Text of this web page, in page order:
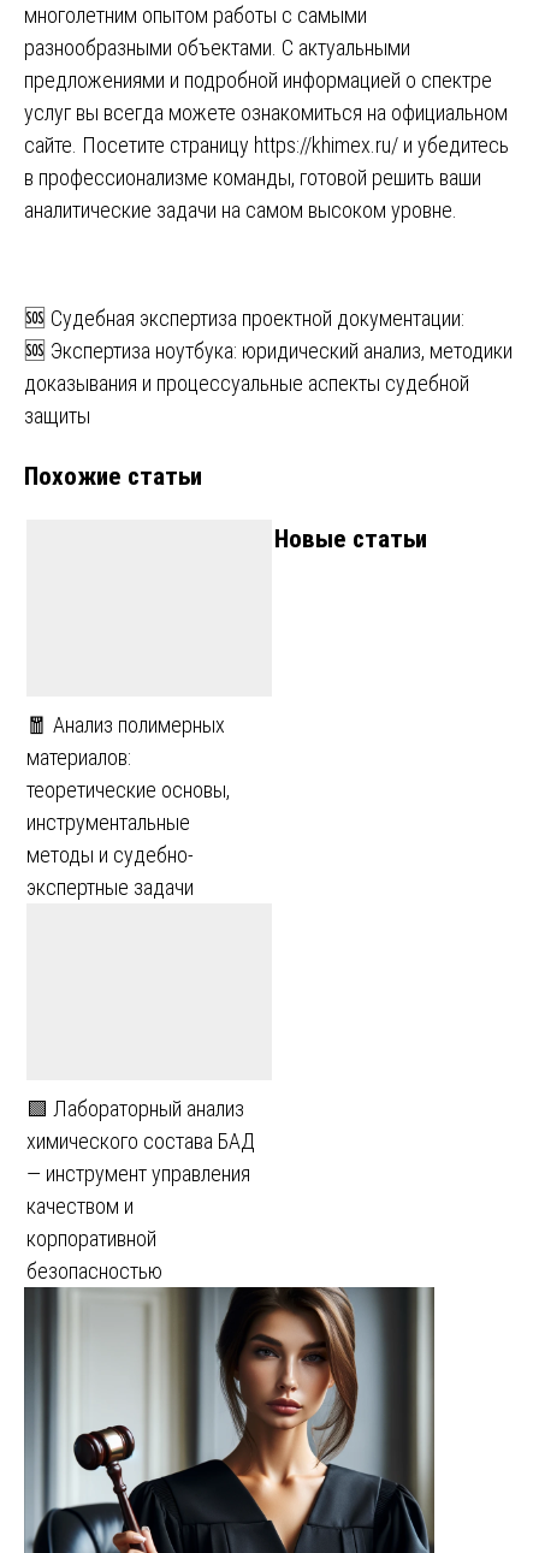
многолетним опытом работы с самыми
разнообразными объектами. С актуальными
предложениями и подробной информацией о спектре
услуг вы всегда можете ознакомиться на официальном
сайте. Посетите страницу https://khimex.ru/ и убедитесь
в профессионализме команды, готовой решить ваши
аналитические задачи на самом высоком уровне.
Навигация
по
записям
🆘 Судебная экспертиза проектной документации:
🆘 Экспертиза ноутбука: юридический анализ, методики
доказывания и процессуальные аспекты судебной
защиты
Похожие статьи
🧧 Анализ полимерных
материалов:
теоретические основы,
инструментальные
методы и судебно-
экспертные задачи
🟩 Лабораторный анализ
химического состава БАД
— инструмент управления
качеством и
корпоративной
безопасностью
Новые статьи